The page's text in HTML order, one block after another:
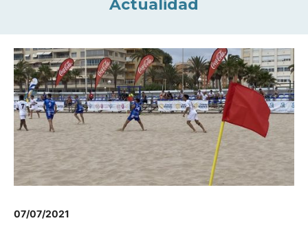
Actualidad
07/07/2021